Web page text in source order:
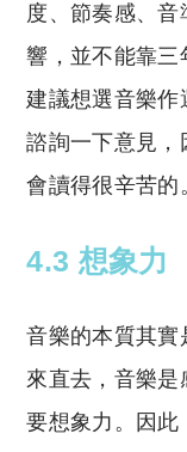
度、節奏感、
響，並不能靠三
建議想選音樂作
諮詢一下意見，
會讀得很辛苦的
4.3 想象力
音樂的本質其實
來直去，音樂
要想象力。因此